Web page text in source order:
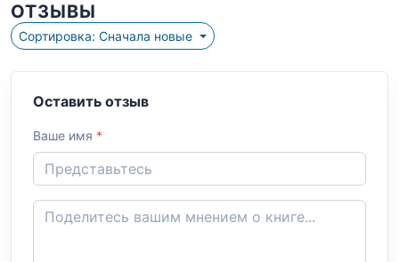
ОТЗЫВЫ
Сортировка: Сначала новые
Оставить отзыв
Ваше имя *